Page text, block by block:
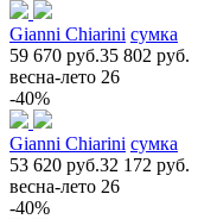
Gianni Chiarini сумка
59 670 руб.35 802 руб.
весна-лето 26
-40%
Gianni Chiarini сумка
53 620 руб.32 172 руб.
весна-лето 26
-40%